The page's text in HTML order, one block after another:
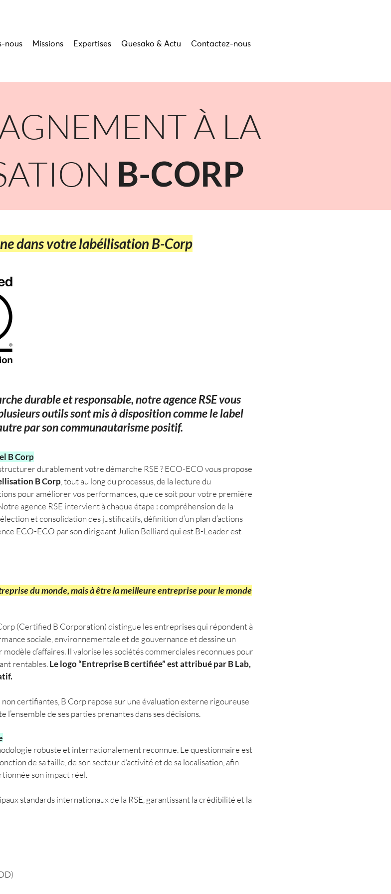
nous Missions Expertises Quesako & Actu Contactez-nous
À LA
B-CORP
dans votre labéllisation B-Corp
durable et responsable, notre agence RSE vous
outils sont mis à disposition comme le label
par son communautarisme positif.
B Corp
durablement votre démarche RSE ? ECO-ECO vous propose
B Corp , tout au long du processus, de la lecture du
pour améliorer vos performances, que ce soit pour votre première
agence RSE intervient à chaque étape : compréhension de la
et consolidation des justificatifs, définition d’un plan d’actions
ECO-ECO par son dirigeant Julien Belliard qui est B-Leader est
du monde, mais à être la meilleure entreprise pour le monde
Corp (Certified B Corporation) distingue les entreprises qui répondent à
sociale, environnementale et de gouvernance et dessine un
d’affaires. Il valorise les sociétés commerciales reconnues pour
rentables.Le logo “Entreprise B certifiée” est attribué par B Lab,
certifiantes, B Corp repose sur une évaluation externe rigoureuse
de ses parties prenantes dans ses décisions.
robuste et internationalement reconnue. Le questionnaire est
de sa taille, de son secteur d’activité et de sa localisation, afin
son impact réel.
standards internationaux de la RSE, garantissant la crédibilité et la